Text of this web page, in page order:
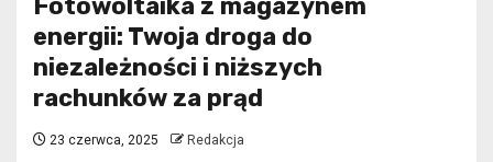
Fotowoltaika z magazynem
energii: Twoja droga do
niezależności i niższych
rachunków za prąd
23 czerwca, 2025 Redakcja